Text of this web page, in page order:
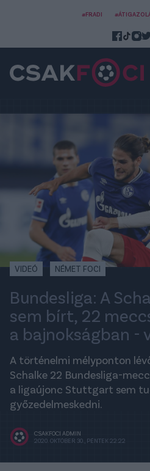
#FRADI
VIDEÓ NÉMET FOCI
Bundesliga: A
sem bírt, 22
a bajnokságban -
A történelmi mélyponton
Schalke 22 Bundesliga-
a ligaújonc Stuttgart sem
győzedelmeskedni.
CSAKFOCI ADMIN
2020. OKTÓBER 30., PÉNTEK 22:22